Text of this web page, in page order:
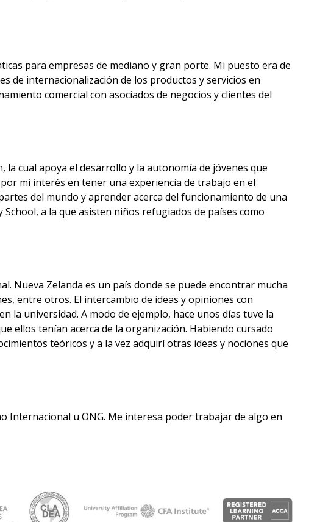
para empresas de mediano y gran porte. Mi puesto era de
de internacionalización de los productos y servicios en
comercial con asociados de negocios y clientes del
la cual apoya el desarrollo y la autonomía de jóvenes que
mi interés en tener una experiencia de trabajo en el
del mundo y aprender acerca del funcionamiento de una
a la que asisten niños refugiados de países como
Nueva Zelanda es un país donde se puede encontrar mucha
entre otros. El intercambio de ideas y opiniones con
la universidad. A modo de ejemplo, hace unos días tuve la
ellos tenían acerca de la organización. Habiendo cursado
teóricos y a la vez adquirí otras ideas y nociones que
Internacional u ONG. Me interesa poder trabajar de algo en